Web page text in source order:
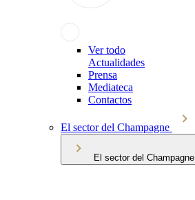
Ver todo
Actualidades
Prensa
Mediateca
Contactos
El sector del Champagne
El sector del Champagne